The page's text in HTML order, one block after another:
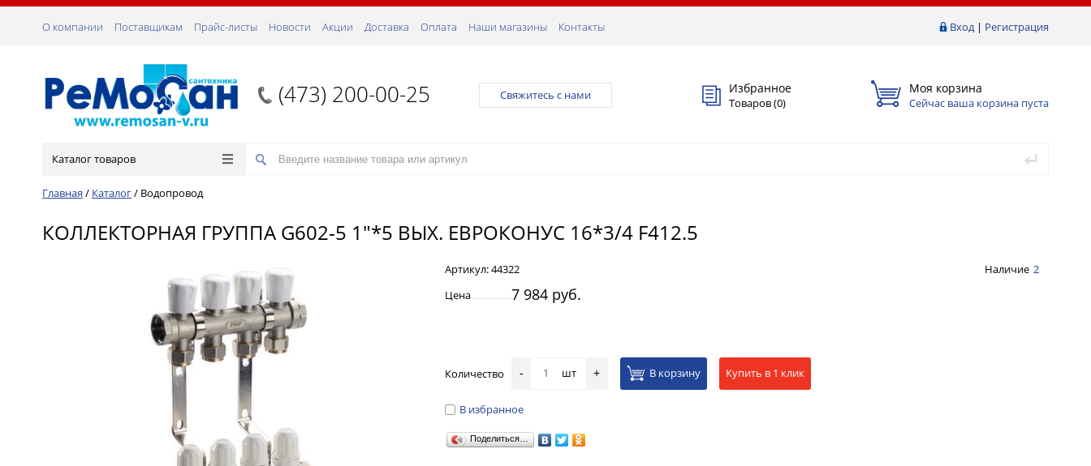
Вход| Регистрация
О компании Поставщикам Прайс-листы Новости Акции Доставка Оплата Наши магазины Контакты
(473) 200-00-25 Свяжитесь с нами Избранное
Товаров (0)
Моя корзина
Сейчас ваша корзина пуста
Каталог товаров
Главная / Каталог/ Водопровод
КОЛЛЕКТОРНАЯ ГРУППА G602-5 1"*5 ВЫХ. ЕВРОКОНУС 16*3/4 F412.5
Артикул:44322 Наличие 2
Цена
7 984 руб.
Количество - шт + В корзину Купить в 1 клик
В избранное
Поделиться…